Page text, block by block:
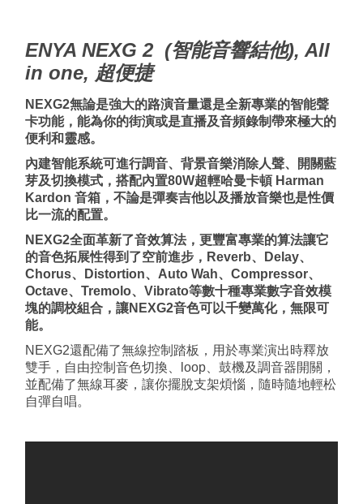
ENYA NEXG 2 (智能音響結他), All
in one, 超便捷
NEXG2無論是強大的路演音量還是全新專業的智能聲
卡功能，能為你的街演或是直播及音頻錄制帶來極大的
便利和靈感。
內建智能系統可進行調音、背景音樂消除人聲、開關藍
芽及切換模式，搭配內置80W超輕哈曼卡頓 Harman
Kardon 音箱，不論是彈奏吉他以及播放音樂也是性價
比一流的配置。
NEXG2全面革新了音效算法，更豐富專業的算法讓它
的音色拓展性得到了空前進步，Reverb、Delay、
Chorus、Distortion、Auto Wah、Compressor、
Octave、Tremolo、Vibrato等數十種專業數字音效模
塊的調校組合，讓NEXG2音色可以千變萬化，無限可
能。
NEXG2還配備了無線控制踏板，用於專業演出時釋放
雙手，自由控制音色切換、loop、鼓機及調音器開關，
並配備了無線耳麥，讓你擺脫支架煩惱，隨時隨地輕松
自彈自唱。